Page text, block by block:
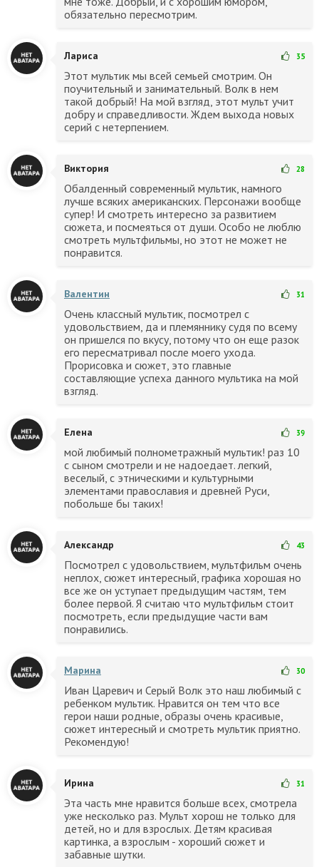
обязательно пересмотрим.
Лариса 35
Этот мультик мы всей семьей смотрим. Он
поучительный и занимательный. Волк в нем
такой добрый! На мой взгляд, этот мульт учит
добру и справедливости. Ждем выхода новых
серий с нетерпением.
Виктория 28
Обалденный современный мультик, намного
лучше всяких американских. Персонажи вообще
супер! И смотреть интересно за развитием
сюжета, и посмеяться от души. Особо не люблю
смотреть мультфильмы, но этот не может не
понравится.
Валентин 31
Очень классный мультик, посмотрел с
удовольствием, да и племяннику судя по всему
он пришелся по вкусу, потому что он еще разок
его пересматривал после моего ухода.
Прорисовка и сюжет, это главные
составляющие успеха данного мультика на мой
взгляд.
Елена 39
мой любимый полнометражный мультик! раз 10
с сыном смотрели и не надоедает. легкий,
веселый, с этническими и культурными
элементами православия и древней Руси,
побольше бы таких!
Александр 43
Посмотрел с удовольствием, мультфильм очень
неплох, сюжет интересный, графика хорошая но
все же он уступает предыдущим частям, тем
более первой. Я считаю что мультфильм стоит
посмотреть, если предыдущие части вам
понравились.
Марина 30
Иван Царевич и Серый Волк это наш любимый с
ребенком мультик. Нравится он тем что все
герои наши родные, образы очень красивые,
сюжет интересный и смотреть мультик приятно.
Рекомендую!
Ирина 31
Эта часть мне нравится больше всех, смотрела
уже несколько раз. Мульт хорош не только для
детей, но и для взрослых. Детям красивая
картинка, а взрослым - хороший сюжет и
забавные шутки.